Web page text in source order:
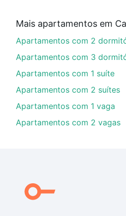
financiamento imobiliário as
portal quanto custa comprar
Mais apartamentos em
Apartamentos com 2
Apartamentos com 3
Apartamentos com 1 suíte
Apartamentos com 2 suítes
Apartamentos com 1 vaga
Apartamentos com 2 vagas